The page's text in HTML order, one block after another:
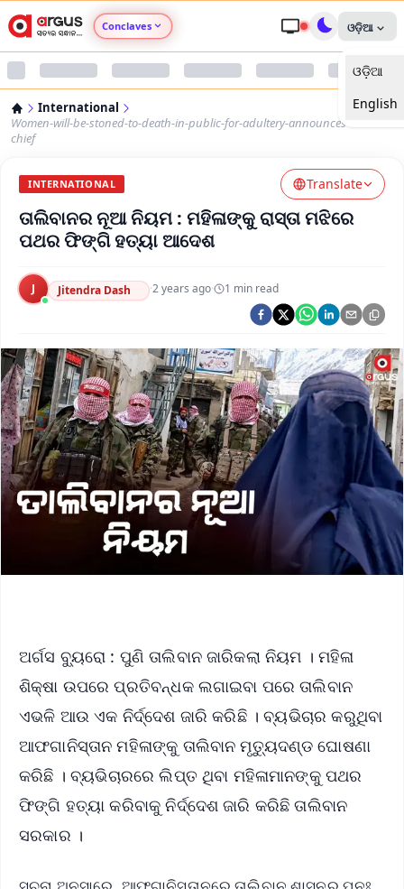
Conclaves
Argus Nari Shakti
Argus Health Connect
Argus Chalo Dekhein Apna Desh
ଓଡ଼ିଆ
ଓଡ଼ିଆ
English
International
Women-will-be-stoned-to-death-in-public-for-adultery-announces-taliban-
chief
INTERNATIONAL Translate
ତାଲିବାନର ନୂଆ ନିୟମ : ମହିଳାଙ୍କୁ ରାସ୍ତା ମଝିରେ
ପଥର ଫିଙ୍ଗି ହତ୍ୟା ଆଦେଶ
J Jitendra Dash ·2 years ago· 1 min read
ଅର୍ଗସ ବ୍ୟୁରୋ : ପୁଣି ତାଲିବାନ ଜାରିକଲା ନିୟମ । ମହିଳା
ଶିକ୍ଷା ଉପରେ ପ୍ରତିବନ୍ଧକ ଲଗାଇବା ପରେ ତାଲିବାନ
ଏଭଳି ଆଉ ଏକ ନିର୍ଦ୍ଦେଶ ଜାରି କରିଛି । ବ୍ୟଭିଚାର କରୁଥିବା
ଆଫଗାନିସ୍ତାନ ମହିଳାଙ୍କୁ ତାଲିବାନ ମୃତ୍ୟୁଦଣ୍ଡ ଘୋଷଣା
କରିଛି । ବ୍ୟଭିଚାରରେ ଲିପ୍ତ ଥିବା ମହିଳାମାନଙ୍କୁ ପଥର
ଫିଙ୍ଗି ହତ୍ୟା କରିବାକୁ ନିର୍ଦ୍ଦେଶ ଜାରି କରିଛି ତାଲିବାନ
ସରକାର ।